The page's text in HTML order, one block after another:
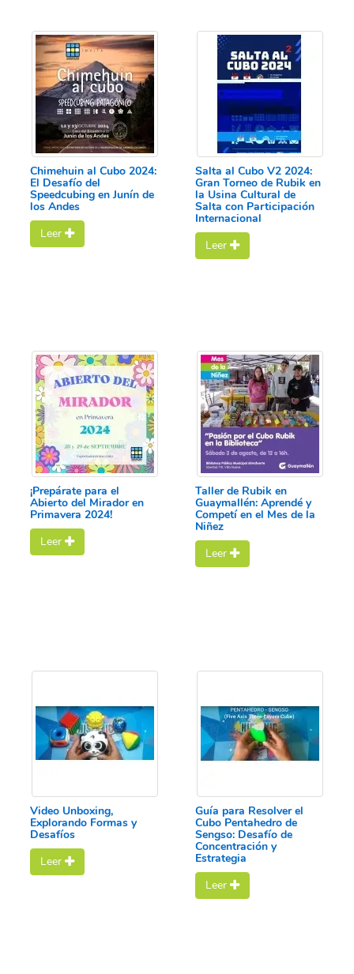
Chimehuin al Cubo 2024:
El Desafío del
Speedcubing en Junín de
los Andes
Leer
Salta al Cubo V2 2024:
Gran Torneo de Rubik en
la Usina Cultural de
Salta con Participación
Internacional
Leer
¡Prepárate para el
Abierto del Mirador en
Primavera 2024!
Leer
Taller de Rubik en
Guaymallén: Aprendé y
Competí en el Mes de la
Niñez
Leer
Video Unboxing,
Explorando Formas y
Desafíos
Leer
Guía para Resolver el
Cubo Pentahedro de
Sengso: Desafío de
Concentración y
Estrategia
Leer